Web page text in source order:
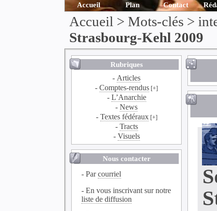
Accueil Plan Contact
Accueil > Mots-clés >
Strasbourg-Kehl 2009
Rubriques
- Articles
-Comptes-rendus [+]
- L’Anarchie
-News
- Textes fédéraux[+]
- Tracts
- Visuels
Nous contacter
- Parcourriel
- En vous inscrivant sur notre
liste de diffusion